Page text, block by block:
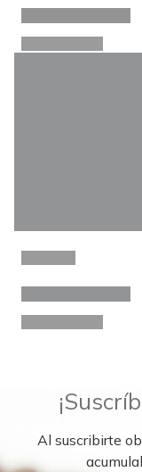
Al suscribirte